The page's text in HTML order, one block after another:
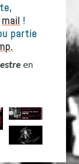
mail !
partie
en